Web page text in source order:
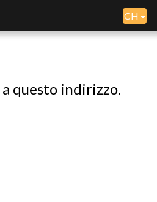
CH
questo indirizzo.